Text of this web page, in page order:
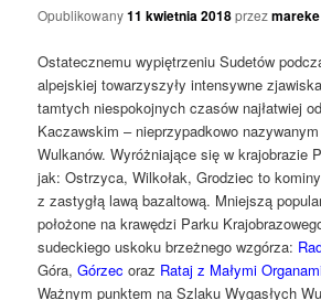
Opublikowany11 kwietnia 2018przezmareke
Ostatecznemu wypiętrzeniu Sudetów
alpejskiej towarzyszyły intensywne
tamtych niespokojnych czasów najłatwiej
Kaczawskim – nieprzypadkowo
Wulkanów. Wyróżniające się w krajobrazie
jak: Ostrzyca, Wilkołak, Grodziec to
z zastygłą lawą bazaltową. Mniejszą
położone na krawędzi Parku
sudeckiego uskoku brzeżnego wzgórza:
Góra,Górzec oraz Rataj z Małymi
Ważnym punktem na Szlaku Wygasłych